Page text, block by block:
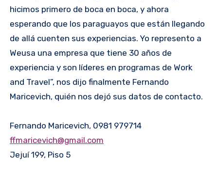
hicimos primero de boca en boca, y ahora
esperando que los paraguayos que están llegando
de allá cuenten sus experiencias. Yo represento a
Weusa una empresa que tiene 30 años de
experiencia y son líderes en programas de Work
and Travel”, nos dijo finalmente Fernando
Maricevich, quién nos dejó sus datos de contacto.
Fernando Maricevich, 0981 979714
ffmaricevich@gmail.com
Jejuí 199, Piso 5